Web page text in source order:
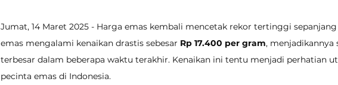
Jumat, 14 Maret 2025 - Harga emas kembali mencetak rekor tertinggi
emas mengalami kenaikan drastis sebesar Rp 17.400 per gram, menjadikannya
terbesar dalam beberapa waktu terakhir. Kenaikan ini tentu menjadi perhatian
pecinta emas di Indonesia.